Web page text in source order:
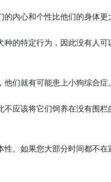
内心和个性比他们的身体更
种的特定行为，因此没有人
们就有可能患上小狗综合症。
不应该将它们饲养在没有围
性。如果您大部分时间都不